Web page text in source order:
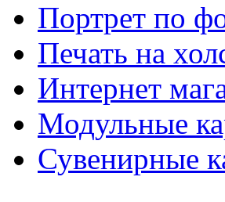
Портрет по
Печать на
Интернет
Модульные
Сувенирные